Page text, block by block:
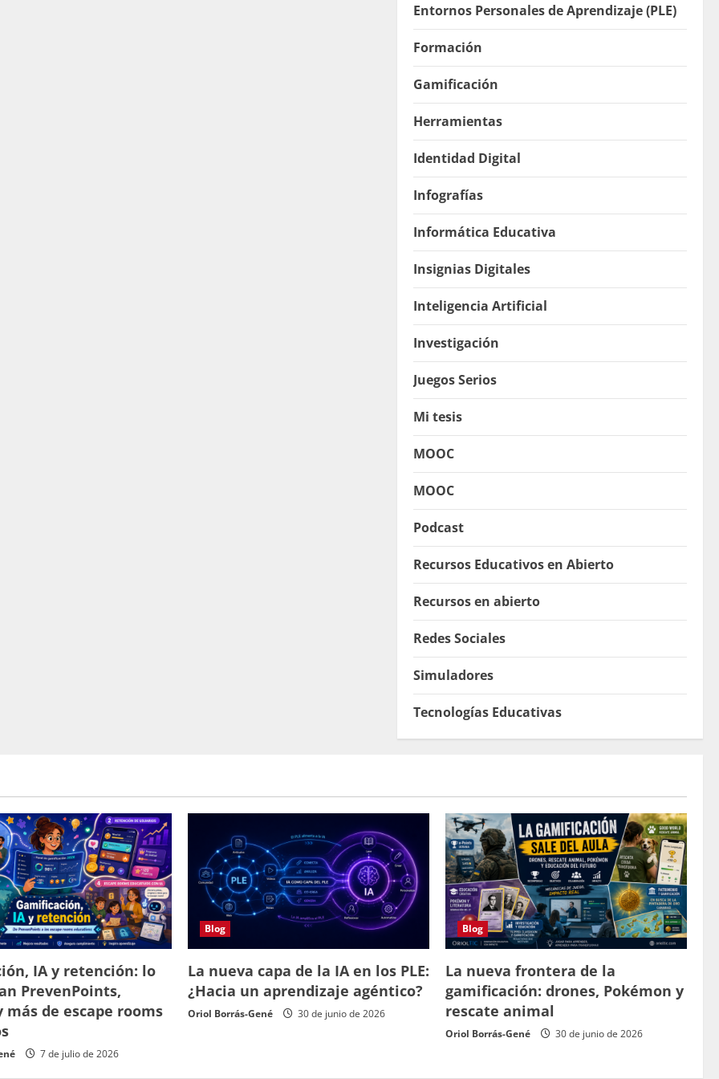
Entornos Personales de Aprendizaje (PLE)
Formación
Gamificación
Herramientas
Identidad Digital
Infografías
Informática Educativa
Insignias Digitales
Inteligencia Artificial
Investigación
Juegos Serios
Mi tesis
MOOC
MOOC
Podcast
Recursos Educativos en Abierto
Recursos en abierto
Redes Sociales
Simuladores
Tecnologías Educativas
IA y retención: lo
PrevenPoints,
más de escape rooms
7 de julio de 2026
Blog
La nueva capa de la IA en los PLE:
¿Hacia un aprendizaje agéntico?
Oriol Borrás-Gené 30 de junio de 2026
Blog
La nueva frontera de la
gamificación: drones, Pokémon y
rescate animal
Oriol Borrás-Gené 30 de junio de 2026